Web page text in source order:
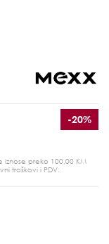
-20%
iznose preko 100,00 KM
troškovi i PDV.